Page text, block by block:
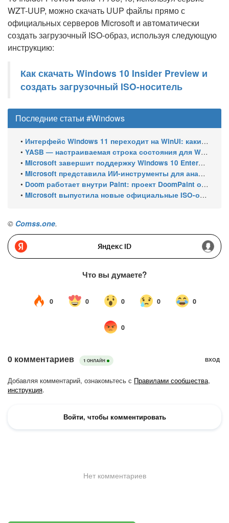
WZT-UUP, можно скачать UUP файлы прямо с
официальных серверов Microsoft и автоматически
создать загрузочный ISO-образ, используя следующую
инструкцию:
Как скачать Windows 10 Insider Preview и
создать загрузочный ISO-носитель
Последние статьи #Windows
• Интерфейс Windows 11 переходит на WinUI: какие системные элементы обновит Microsoft
• YASB — настраиваемая строка состояния для Windows с виджетами и поддержкой нескольких мониторов
• Microsoft завершит поддержку Windows 10 Enterprise LTSC 2021 в январе 2027 года. ESU продлят обновления до января 2030 года
• Microsoft представила ИИ-инструменты для анализа производительности Windows: ETW MCP и WPA MCP
• Doom работает внутри Paint: проект DoomPaint от технического директора Microsoft Azure
• Microsoft выпустила новые официальные ISO-образы Windows 11 для инсайдеров
© Comss.one.